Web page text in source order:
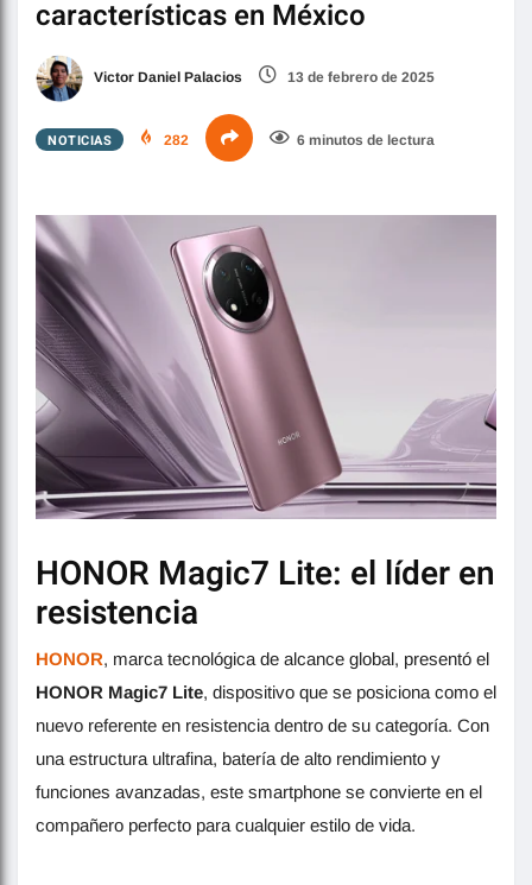
características en México
Victor Daniel Palacios 13 de febrero de 2025
NOTICIAS 282 6 minutos de lectura
HONOR Magic7 Lite: el líder en
resistencia
HONOR, marca tecnológica de alcance global, presentó el
HONOR Magic7 Lite, dispositivo que se posiciona como el
nuevo referente en resistencia dentro de su categoría. Con
una estructura ultrafina, batería de alto rendimiento y
funciones avanzadas, este smartphone se convierte en el
compañero perfecto para cualquier estilo de vida.